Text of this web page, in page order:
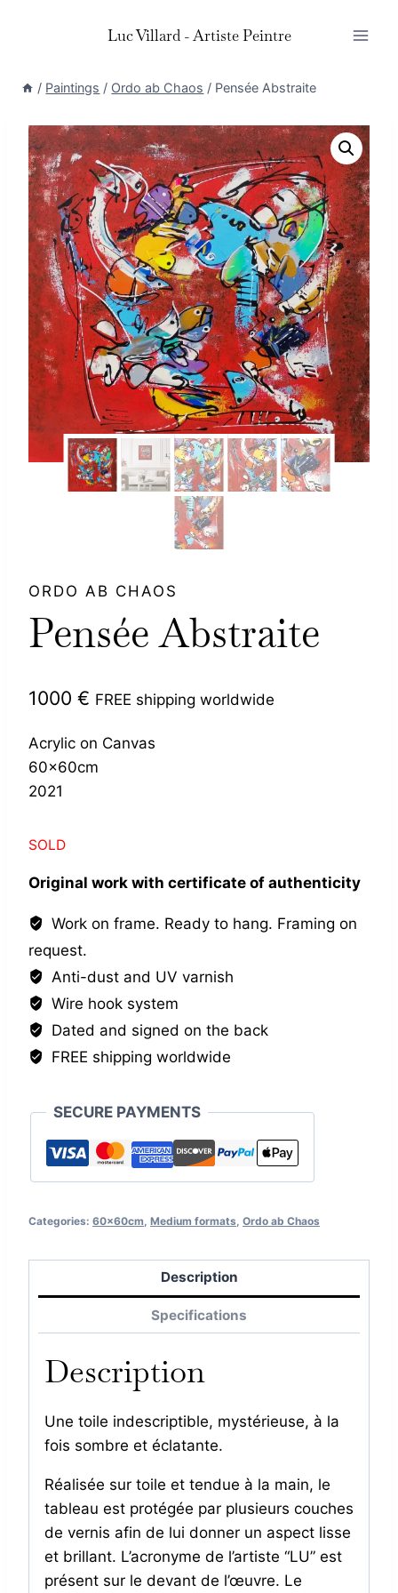
Luc Villard - Artiste Peintre
/ Paintings / Ordo ab Chaos / Pensée Abstraite
ORDO AB CHAOS
Pensée Abstraite
1000 € FREE shipping worldwide
Acrylic on Canvas
60x60cm
2021
SOLD
Original work with certificate of authenticity
Work on frame. Ready to hang. Framing on
request.
Anti-dust and UV varnish
Wire hook system
Dated and signed on the back
FREE shipping worldwide
SECURE PAYMENTS
Categories: 60x60cm Medium formats Ordo ab Chaos
Description
Specifications
Description
Une toile indescriptible, mystérieuse, à la
fois sombre et éclatante.
Réalisée sur toile et tendue à la main, le
tableau est protégée par plusieurs couches
de vernis afin de lui donner un aspect lisse
et brillant. L’acronyme de l’artiste “LU” est
présent sur le devant de l’œuvre. Le